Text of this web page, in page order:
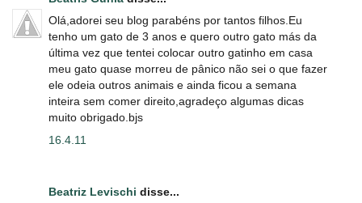
Olá,adorei seu blog parabéns por tantos filhos.Eu
tenho um gato de 3 anos e quero outro gato más da
última vez que tentei colocar outro gatinho em casa
meu gato quase morreu de pânico não sei o que fazer
ele odeia outros animais e ainda ficou a semana
inteira sem comer direito,agradeço algumas dicas
muito obrigado.bjs
16.4.11
Beatriz Levischi disse...